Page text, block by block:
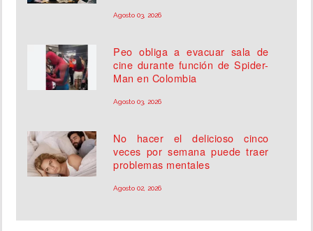
Agosto 03, 2026
Peo obliga a evacuar sala de
cine durante función de Spider-
Man en Colombia
Agosto 03, 2026
No hacer el delicioso cinco
veces por semana puede traer
problemas mentales
Agosto 02, 2026